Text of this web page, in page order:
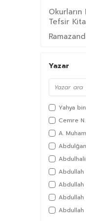
Tefsir
Davet ve
Fıkıh
İlahiyat
Fıkıh
Hadis
Okurların
Fıkıh
Tüm
Kitap
Yazar
Yahya
Cemre
A.
Abdullah
Abdullah
Abdullah
Abdullah